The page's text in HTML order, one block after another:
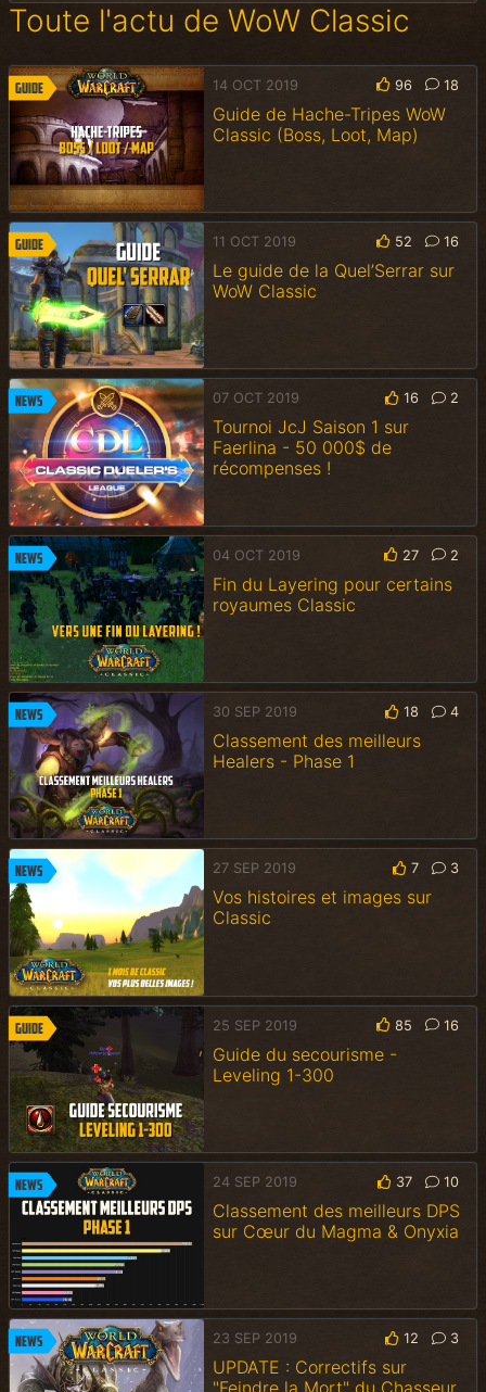
Toute l'actu de WoW Classic
Guide 14 OCT 2019 96 18
Guide de Hache-Tripes WoW
Classic (Boss, Loot, Map)
Guide 11 OCT 2019 52 16
Le guide de la Quel’Serrar sur
WoW Classic
News 07 OCT 2019 16 2
Tournoi JcJ Saison 1 sur
Faerlina - 50 000$ de
récompenses !
News 04 OCT 2019 27 2
Fin du Layering pour certains
royaumes Classic
News 30 SEP 2019 18 4
Classement des meilleurs
Healers - Phase 1
News 27 SEP 2019 7 3
Vos histoires et images sur
Classic
Guide 25 SEP 2019 85 16
Guide du secourisme -
Leveling 1-300
News 24 SEP 2019 37 10
Classement des meilleurs DPS
sur Cœur du Magma & Onyxia
News 23 SEP 2019 12 3
UPDATE : Correctifs sur